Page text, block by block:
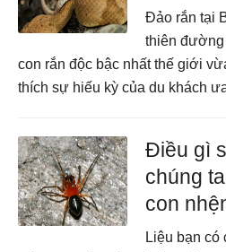
Đảo rắn tại
thiên
con rắn độc bậc nhất thế giới
thích sự hiếu kỳ của du khách
Điều gì
chúng
con
Liệu bạn có